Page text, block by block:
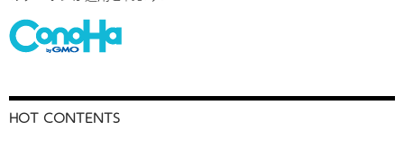
HOT CONTENTS